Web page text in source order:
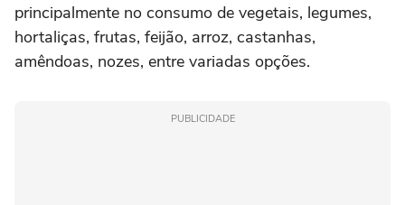
principalmente no consumo de vegetais, legumes,
hortaliças, frutas, feijão, arroz, castanhas,
amêndoas, nozes, entre variadas opções.
PUBLICIDADE